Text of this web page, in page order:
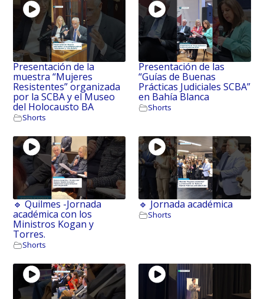
Presentación de la
muestra “Mujeres
Resistentes” organizada
por la SCBA y el Museo
del Holocausto BA
Shorts
Presentación de las
“Guías de Buenas
Prácticas Judiciales SCBA”
en Bahía Blanca
Shorts
🔹 Quilmes -Jornada
académica con los
Ministros Kogan y
Torres.
Shorts
🔹 Jornada académica
Shorts